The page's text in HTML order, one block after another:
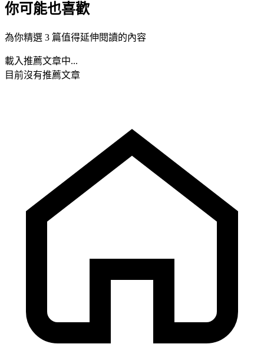
你可能也喜歡
為你精選 3 篇值得延伸閱讀的內容
載入推薦文章中...
目前沒有推薦文章